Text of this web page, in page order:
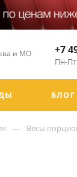
и МО +7
Пн-
БЛОГ
— Весы